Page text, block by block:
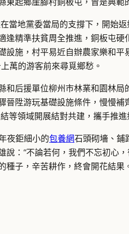
起鄉崖腳村銅板屯，曾是典範
當地黨委當局的支撐下，開始
逢精準扶貧周全推進，銅板屯
設施，村平易近自辦農家樂和
萬的游客前來尋覓鄉愁。
和后援單位柳州市林業和園林
晉陞游玩基礎設施條件，慢慢
等領域開展結對共建，攜手推進
夜鉅細小的包養網石頭砌墻、鋪
說：“不論若何，我們不忘初心
種子，辛苦耕作，終會開花結果